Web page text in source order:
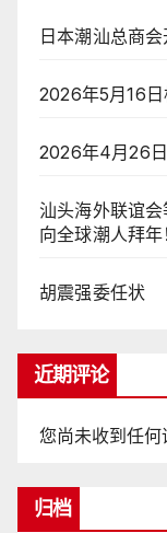
日本潮汕总商
2026年5月16日
2026年4月26
汕头海外联谊
向全球潮人拜年
胡震强委任状
近期评论
您尚未收到任何
归档